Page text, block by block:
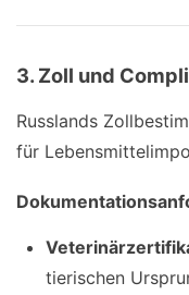
3. Zoll und
Russlands
für
tierischen